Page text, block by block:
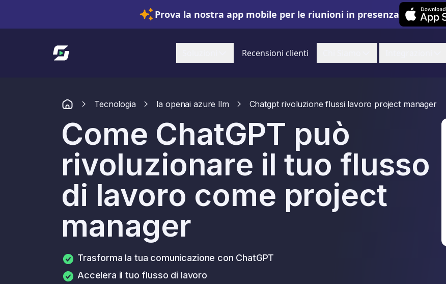
Prova la nostra app mobile per le riunioni in presenza
Leexi on iOS
Link alla homepage
Recensioni clienti
Tecnologia Ia openai azure llm Chatgpt rivoluzione flussi lavoro project manager
Come ChatGPT può
rivoluzionare il tuo flusso
di lavoro come project
manager
Trasforma la tua comunicazione con ChatGPT
Accelera il tuo flusso di lavoro